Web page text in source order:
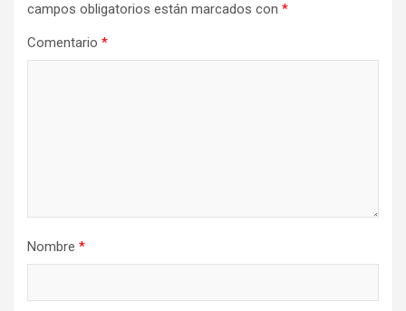
campos obligatorios están marcados con *
Comentario *
Nombre *